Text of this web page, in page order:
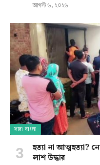
আগস্ট ৬, ২০২৬
সারা বাংলা
হত্যা না আত্মহত্যা?
লাশ উদ্ধার